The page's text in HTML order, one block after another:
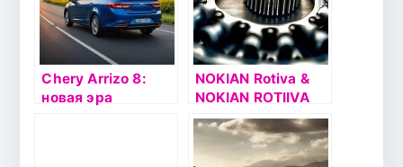
Chery Arrizo 8:
новая эра
NOKIAN Rotiva &
NOKIAN ROTIIVA
AT